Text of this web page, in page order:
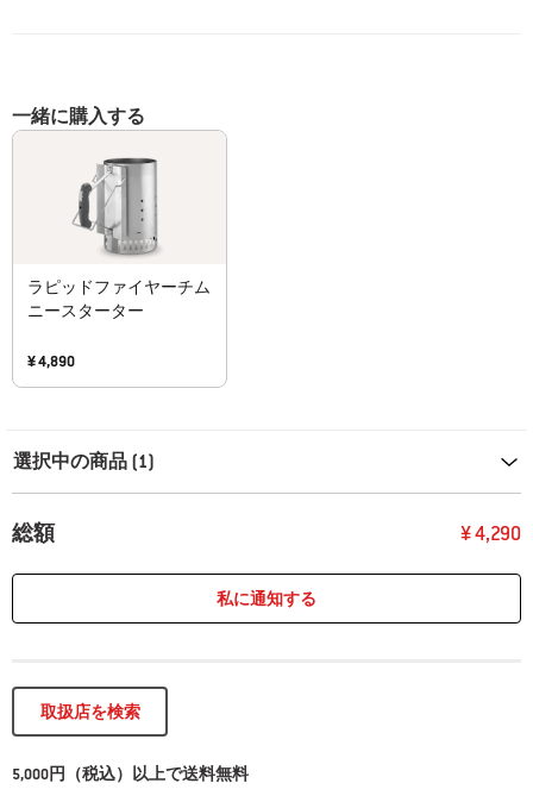
一緒に購入する
ラピッドファイヤーチム
ニースターター
¥ 4,890
選択中の商品 (1)
総額 ¥ 4,290
私に通知する
取扱店を検索
5,000円（税込）以上で送料無料